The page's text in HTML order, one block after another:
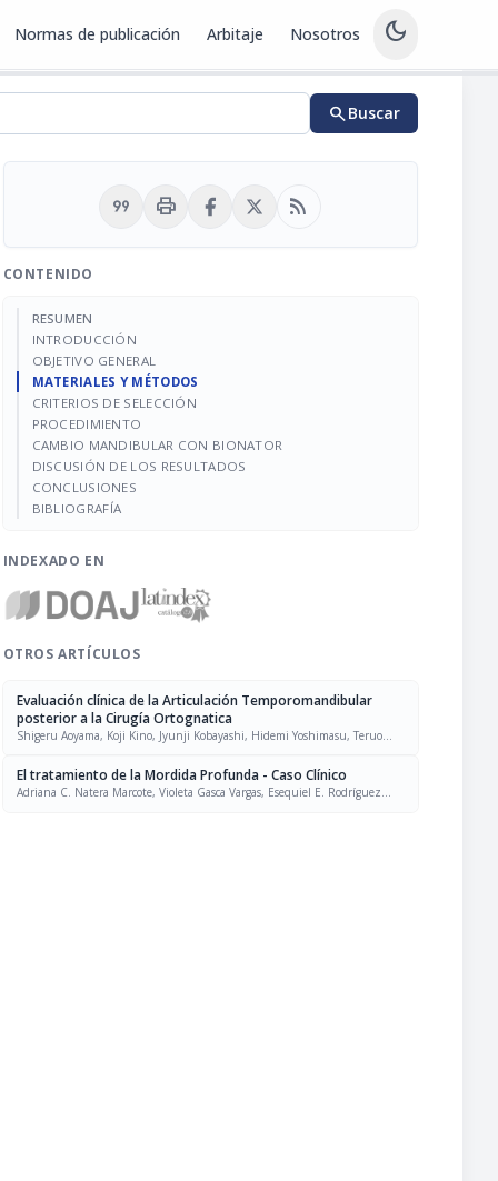
Normas de publicación Arbitaje Nosotros dark_mode
searchBuscar
format_quote print rss_feed
CONTENIDO
RESUMEN
INTRODUCCIÓN
OBJETIVO GENERAL
MATERIALES Y MÉTODOS
CRITERIOS DE SELECCIÓN
PROCEDIMIENTO
CAMBIO MANDIBULAR CON BIONATOR
DISCUSIÓN DE LOS RESULTADOS
CONCLUSIONES
BIBLIOGRAFÍA
INDEXADO EN
OTROS ARTÍCULOS
Evaluación clínica de la Articulación Temporomandibular
posterior a la Cirugía Ortognatica
Shigeru Aoyama, Koji Kino, Jyunji Kobayashi, Hidemi Yoshimasu, Teruo
El tratamiento de la Mordida Profunda - Caso Clínico
Adriana C. Natera Marcote, Violeta Gasca Vargas, Esequiel E. Rodríguez